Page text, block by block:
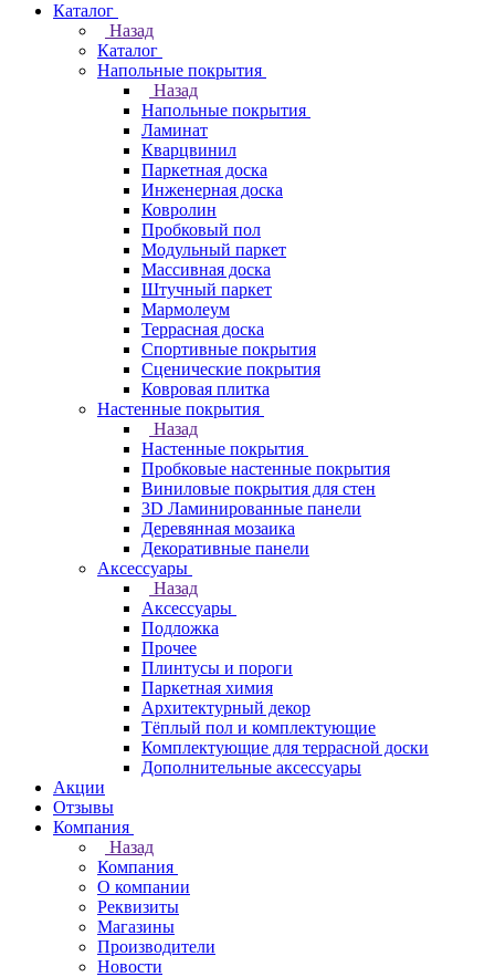
Каталог
Назад
Каталог
Напольные покрытия
Назад
Напольные покрытия
Ламинат
Кварцвинил
Паркетная доска
Инженерная доска
Ковролин
Пробковый пол
Модульный паркет
Массивная доска
Штучный паркет
Мармолеум
Террасная доска
Спортивные покрытия
Сценические покрытия
Ковровая плитка
Настенные покрытия
Назад
Настенные покрытия
Пробковые настенные покрытия
Виниловые покрытия для стен
3D Ламинированные панели
Деревянная мозаика
Декоративные панели
Аксессуары
Назад
Аксессуары
Подложка
Прочее
Плинтусы и пороги
Паркетная химия
Архитектурный декор
Тёплый пол и комплектующие
Комплектующие для террасной доски
Дополнительные аксессуары
Акции
Отзывы
Компания
Назад
Компания
О компании
Реквизиты
Магазины
Производители
Новости